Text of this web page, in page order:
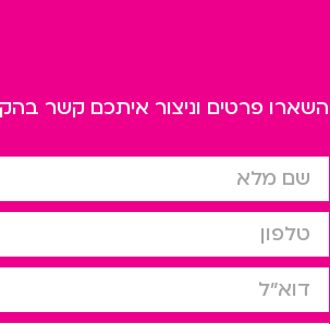
השארו פרטים וניצור איתכם קשר
שם מלא
טלפון
דוא”ל